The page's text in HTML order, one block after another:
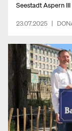
Seestadt Aspern III
23.07.2025 |